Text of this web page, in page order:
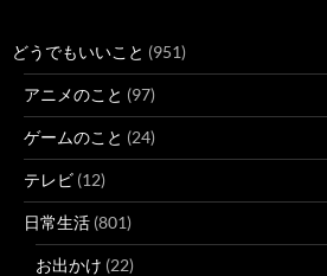
どうでもいいこと (951)
アニメのこと (97)
ゲームのこと (24)
テレビ (12)
日常生活 (801)
お出かけ (22)